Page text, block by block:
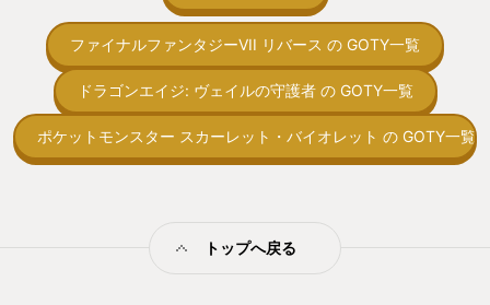
た影響はないんですが、あの断末魔がと
てもつらい。 ピクミンが命を落とした時
のエフェクトが、SEが…とても心にくる
の… --------------------------------
------------- ボクと５歳児とピクミン
------------------------------------
--------- ５歳児の息子と一緒にピクミ
ン４を遊ぶとき、基本はボクが操作をし
ゲームではHPがちょっと削れるだけの
話です。でもピクミンというゲームでは
トコンベアの配
ん！このゲーム
向けか？という
の印象。 しかし
止する設定を有
の仕組みの理解
満足できるまで
る！これにより
ファイナルファンタジーVII リバース の GOTY一覧
ドラゴンエイジ: ヴェイルの守護者 の GOTY一覧
ポケットモンスター スカーレット・バイオレット の GOTY一覧
トップへ戻る